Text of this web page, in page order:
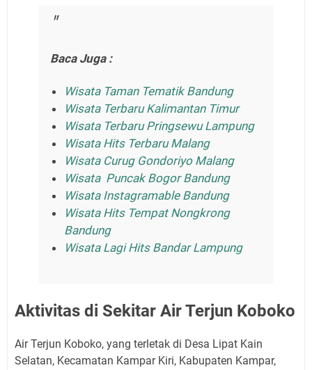
Baca Juga :
Wisata Taman Tematik Bandung
Wisata Terbaru Kalimantan Timur
Wisata Terbaru Pringsewu Lampung
Wisata Hits Terbaru Malang
Wisata Curug Gondoriyo Malang
Wisata Puncak Bogor Bandung
Wisata Instagramable Bandung
Wisata Hits Tempat Nongkrong
Bandung
Wisata Lagi Hits Bandar Lampung
Aktivitas di Sekitar Air Terjun Koboko
Air Terjun Koboko, yang terletak di Desa Lipat Kain
Selatan, Kecamatan Kampar Kiri, Kabupaten Kampar,